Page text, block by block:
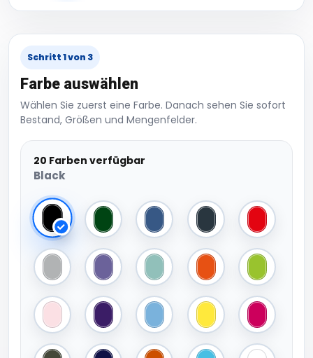
Schritt 1 von 3
Farbe auswählen
Wählen Sie zuerst eine Farbe. Danach sehen Sie sofort
Bestand, Größen und Mengenfelder.
20 Farben verfügbar
Black
Black Bottle GreenCobalt Blue Dark Grey (Solid)
Fire Red
Heather GreyMillennial LilacMillennial MintOrange Orchid
Orchid Pink Radiant PurpleSky Blue Solar Yellow Sorbet